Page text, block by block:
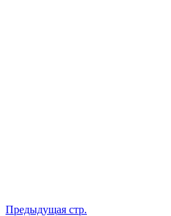
Предыдущая стр.